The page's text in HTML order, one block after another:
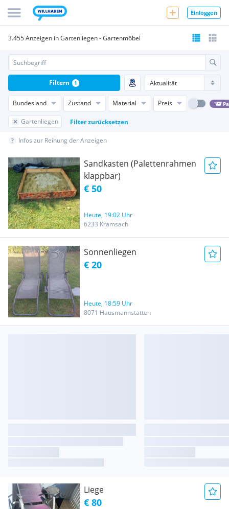
Einloggen
3.455 Anzeigen in Gartenliegen - Gartenmöbel
Bundesland Zustand Material Preis
Gartenliegen Filter zurücksetzen
Filtern 1
Infos zur Reihung der Anzeigen
Sandkasten (Palettenrahmen
klappbar)
€ 50
Heute, 19:02 Uhr
6233 Kramsach
Sonnenliegen
€ 20
Heute, 18:59 Uhr
8071 Hausmannstätten
Liege
€ 80